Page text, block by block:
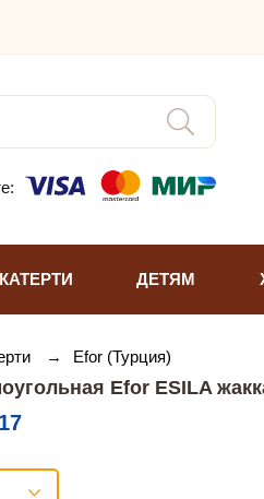
ДЕТЯМ
→ Efor (Турция)
Efor ESILA